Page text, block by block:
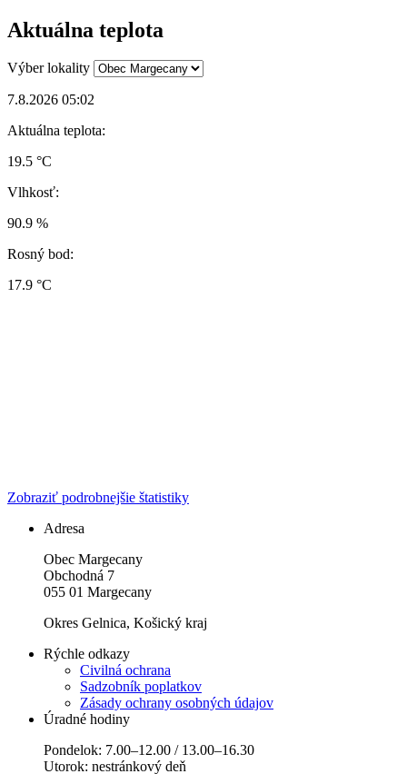
Aktuálna teplota
Výber lokality
7.8.2026 05:02
Aktuálna teplota:
19.5 °C
Vlhkosť:
90.9 %
Rosný bod:
17.9 °C
Zobraziť podrobnejšie štatistiky
Adresa
Obec Margecany
Obchodná 7
055 01 Margecany
Okres Gelnica, Košický kraj
Rýchle odkazy
Civilná ochrana
Sadzobník poplatkov
Zásady ochrany osobných údajov
Úradné hodiny
Pondelok: 7.00–12.00 / 13.00–16.30
Utorok: nestránkový deň